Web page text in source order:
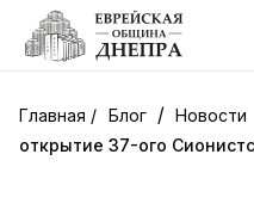
Блог / Новости
открытие 37-ого